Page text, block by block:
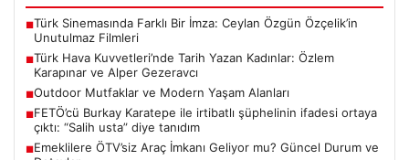
■Türk Sinemasında Farklı Bir İmza: Ceylan Özgün Özçelik’in
Unutulmaz Filmleri
■Türk Hava Kuvvetleri’nde Tarih Yazan Kadınlar: Özlem
Karapınar ve Alper Gezeravcı
■Outdoor Mutfaklar ve Modern Yaşam Alanları
■FETÖ’cü Burkay Karatepe ile irtibatlı şüphelinin ifadesi ortaya
çıktı: “Salih usta” diye tanıdım
■Emeklilere ÖTV’siz Araç İmkanı Geliyor mu? Güncel Durum ve